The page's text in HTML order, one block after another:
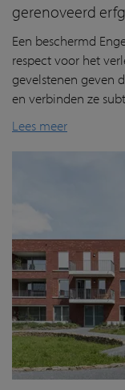
gerenoveerd
Een beschermd
respect voor het
gevelstenen geven
en verbinden ze
Lees meer